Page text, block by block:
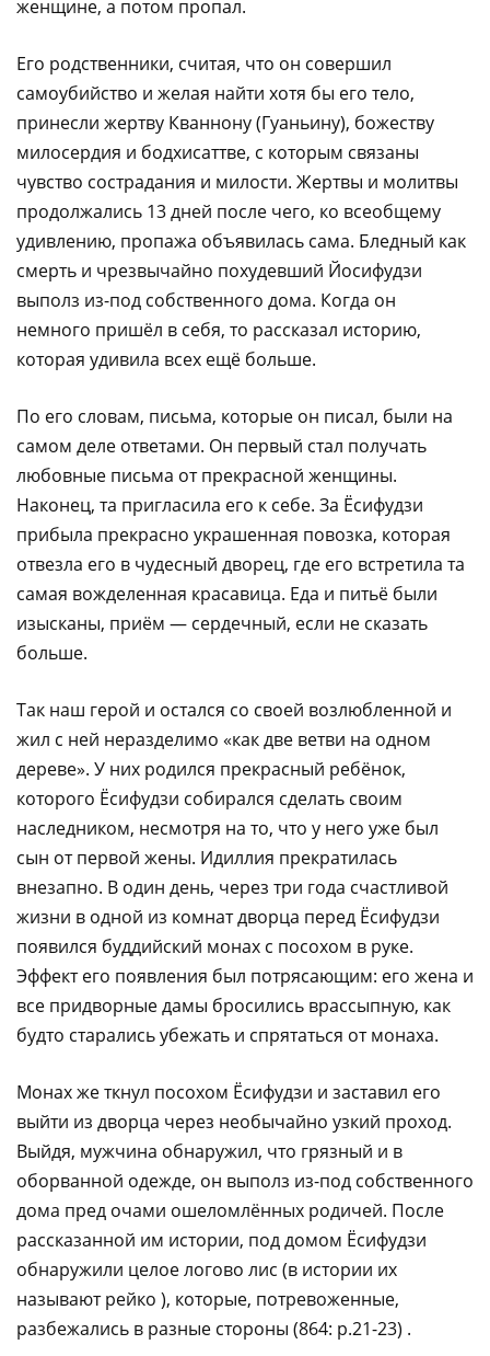
женщине, а потом пропал.
Его родственники, считая, что он совершил
самоубийство и желая найти хотя бы его тело,
принесли жертву Кваннону (Гуаньину), божеству
милосердия и бодхисаттве, с которым связаны
чувство сострадания и милости. Жертвы и молитвы
продолжались 13 дней после чего, ко всеобщему
удивлению, пропажа объявилась сама. Бледный как
смерть и чрезвычайно похудевший Йосифудзи
выполз из-под собственного дома. Когда он
немного пришёл в себя, то рассказал историю,
которая удивила всех ещё больше. ​‌‌​‌‌​ ​‌​‌‌‌‌ ​​​‌​‌ ​​‌‌​​ ​​‌‌‌​ ​‌​​​‌ ​​‌‌‌​ ​​​‌‌‌ ​​‌​‌​ ​‌​​​‌ ​​‌‌‌​ ​​‌‌‌‌ ​‌​​​‌ ​​‌​‌​ ​​‌​‌‌ ​‌​​‌‌ ​‌​‌​‌​ ​‌‌​‌‌​ ​‌‌‌​‌‌ ​​‌‌‌‌
По его словам, письма, которые он писал, были на
самом деле ответами. Он первый стал получать
любовные письма от прекрасной женщины.
Наконец, та пригласила его к себе. За Ёсифудзи
прибыла прекрасно украшенная повозка, которая
отвезла его в чудесный дворец, где его встретила та
самая вожделенная красавица. Еда и питьё были
изысканы, приём — сердечный, если не сказать
больше.
Так наш герой и остался со своей возлюбленной и
жил с ней неразделимо «как две ветви на одном
дереве». У них родился прекрасный ребёнок,
которого Ёсифудзи собирался сделать своим
наследником, несмотря на то, что у него уже был
сын от первой жены. Идиллия прекратилась
внезапно. В один день, через три года счастливой
жизни в одной из комнат дворца перед Ёсифудзи
появился буддийский монах с посохом в руке.
Эффект его появления был потрясающим: его жена и
все придворные дамы бросились врассыпную, как
будто старались убежать и спрятаться от монаха.
Монах же ткнул посохом Ёсифудзи и заставил его
выйти из дворца через необычайно узкий проход.
Выйдя, мужчина обнаружил, что грязный и в
оборванной одежде, он выполз из-под собственного
дома пред очами ошеломлённых родичей. После
рассказанной им истории, под домом Ёсифудзи
обнаружили целое логово лис (в истории их
называют рейко ), которые, потревоженные,
разбежались в разные стороны (864: p.21-23) .​‌‌​‌‌​ ​‌​‌‌‌‌ ‌ ​​‌‌​​ ​​‌‌‌​ ​‌​​​‌ ​‌‌‌​ ​​​‌‌‌ ​​‌​‌​ ​‌​​​‌ ​​‌‌‌​ ​​‌‌‌‌ ​‌​​​‌ ​​‌​‌​ ​​‌​‌‌